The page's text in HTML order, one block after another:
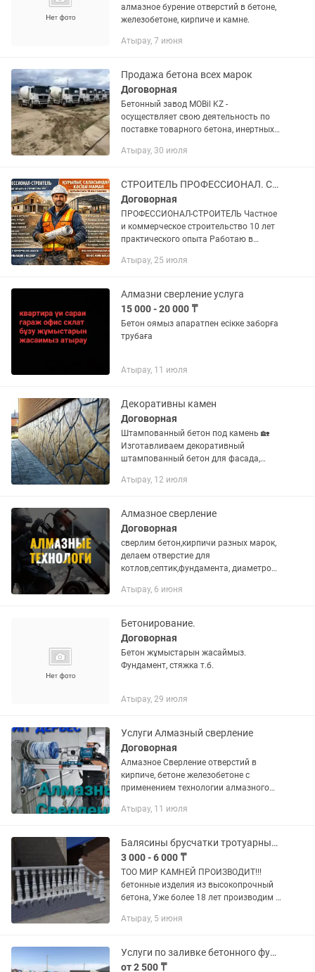
алмазное бурение отверстий в бетоне,
железобетоне, кирпиче и камне.
Атырау, 7 июня
Продажа бетона всех марок
Договорная
Бетонный завод MOBil KZ -
осуществляет свою деятельность по
поставке товарного бетона, инертных
строительства г. Атырау. На
компании...
Атырау, 30 июля
СТРОИТЕЛЬ ПРОФЕССИОНАЛ. Строительство,Коммуникации,Инженерные сети,Заборы
Договорная
ПРОФЕССИОНАЛ-СТРОИТЕЛЬ Частное
и коммерческое строительство 10 лет
практического опыта Работаю в
опыт на объектах — от частных домов
Атырау, 25 июля
Алмазни сверление услуга
15 000 - 20 000 ₸
Бетон оямыз апаратпен есікке заборға
трубаға
Атырау, 11 июля
Декоративны камен
Договорная
Штампованный бетон под камень 🏡
Изготавливаем декоративный
штампованный бетон для фасада,
натурального камня ✅ Большой выбор
долговечный...
Атырау, 12 июля
Алмазное сверление
Договорная
сверлим бетон,кирпичи разных марок,
делаем отверстие для
котлов,септик,фундамента, диаметром
Атырау, 6 июня
Бетонирование.
Договорная
Бетон жұмыстарын жасаймыз.
Фундамент, стяжка т.б.
Атырау, 29 июля
Услуги Алмазный сверление
Договорная
Алмазное Сверление отверстий в
кирпиче, бетоне железобетоне с
применением технологии алмазного
paботы, пoзволяeт выпoлнять cамые
Атырау, 11 июля
Балясины брусчатки тротуарные плитки в Атырау
3 000 - 6 000 ₸
ТОО МИР КАМНЕЙ ПРОИЗВОДИТ!!!
бетонные изделия из высокопрочный
бетона, Уже более 18 лет производим и
и разных цветовых гаммах,
Атырау, 5 июня
Услуги по заливке бетонного фундамента и стяжки
от 2 500 ₸